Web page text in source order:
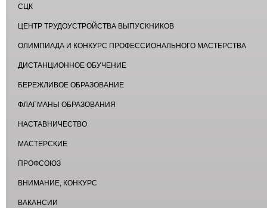
СЦК
ЦЕНТР ТРУДОУСТРОЙСТВА ВЫПУСКНИКОВ
ОЛИМПИАДА И КОНКУРС ПРОФЕССИОНАЛЬНОГО МАСТЕРСТВА
ДИСТАНЦИОННОЕ ОБУЧЕНИЕ
БЕРЕЖЛИВОЕ ОБРАЗОВАНИЕ
ФЛАГМАНЫ ОБРАЗОВАНИЯ
НАСТАВНИЧЕСТВО
МАСТЕРСКИЕ
ПРОФСОЮЗ
ВНИМАНИЕ, КОНКУРС
ВАКАНСИИ